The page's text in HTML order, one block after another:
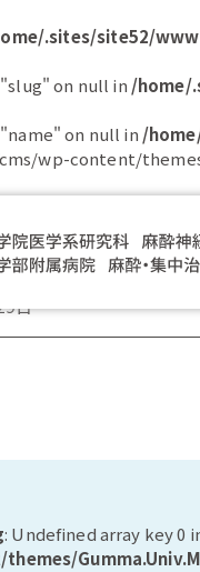
.sites/site52/
on null in /home/
on null in /
wp-content/
taste-
日
: Undefined array key 0
themes/